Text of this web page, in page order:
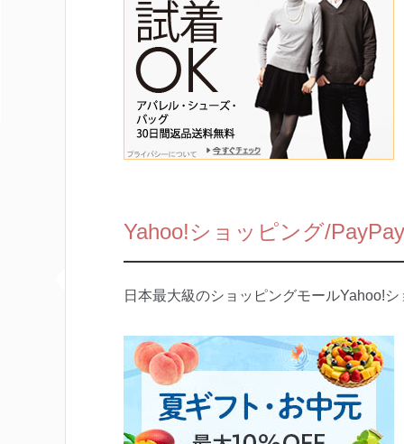
Yahoo!ショッピング/
日本最大級のショッピングモールYahoo!